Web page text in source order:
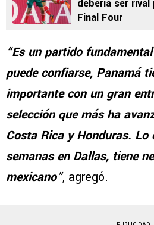
debería ser
Final Four
“Es un partido
puede confiarse, Panamá
importante con un gran
selección que más ha
Costa Rica y Honduras. Lo
semanas en Dallas, tiene
mexicano”, agregó.